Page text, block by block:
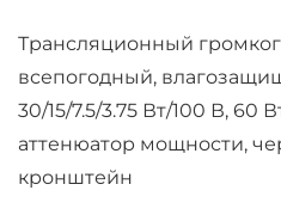
Трансляционный
всепогодный,
30/15/7.5/3.75 Вт/100 В, 60
аттенюатор мощности,
кронштейн